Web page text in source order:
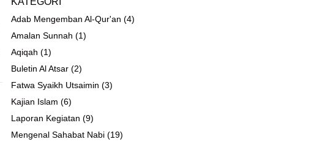
Adab Mengemban Al-Qur'an (4)
Amalan Sunnah (1)
Aqiqah (1)
Buletin Al Atsar (2)
Fatwa Syaikh Utsaimin (3)
Kajian Islam (6)
Laporan Kegiatan (9)
Mengenal Sahabat Nabi (19)